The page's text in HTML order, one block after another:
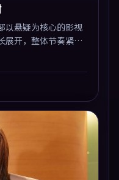
以悬疑为核心的影视
展开，整体节奏紧